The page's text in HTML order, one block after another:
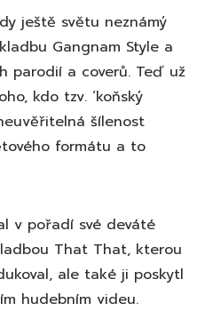
ještě světu neznámý
Gangnam Style a
parodií a coverů. Teď už
kdo tzv. ‘koňský
šílenost
formátu a to
v pořadí své deváté
That That, kterou
ale také ji poskytl
hudebním videu.